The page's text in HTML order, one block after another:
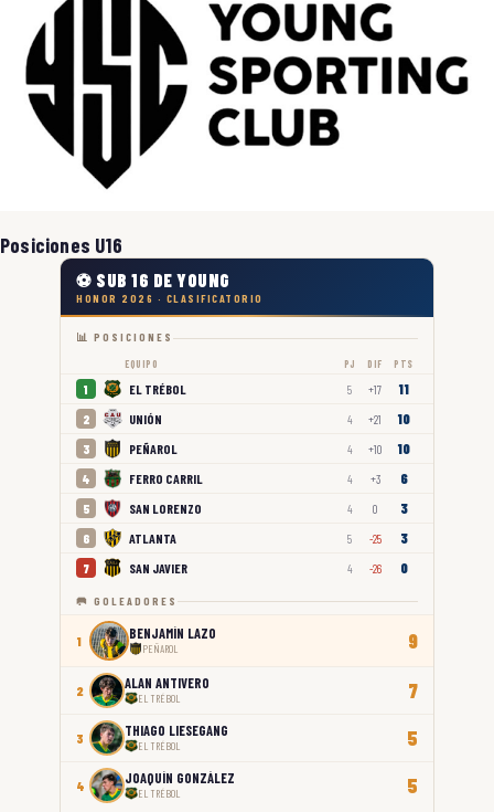
Posiciones U16
⚽ SUB 16 DE YOUNG
HONOR 2026 · CLASIFICATORIO
📊 POSICIONES
EQUIPO PJ DIF PTS
1 EL TRÉBOL 5 +17 11
2 UNIÓN 4 +21 10
3 PEÑAROL 4 +10 10
4 FERRO CARRIL 4 +3 6
5 SAN LORENZO 4 0 3
6 ATLANTA 5 -25 3
7 SAN JAVIER 4 -26 0
🥅 GOLEADORES
1 BENJAMÍN LAZO
PEÑAROL 9
2 ALAN ANTIVERO
EL TRÉBOL 7
3 THIAGO LIESEGANG
EL TRÉBOL 5
4 JOAQUÍN GONZÁLEZ
EL TRÉBOL 5